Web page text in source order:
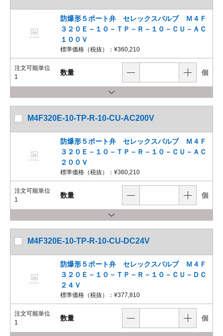
防爆形５ポート弁 セレックスバルブ Ｍ４Ｆ
３２０Ｅ－１０－ＴＰ－Ｒ－１０－ＣＵ－ＡＣ
１００Ｖ
標準価格（税抜）： ¥360,210
注文可能単位
1
数量 個
M4F320E-10-TP-R-10-CU-AC200V
防爆形５ポート弁 セレックスバルブ Ｍ４Ｆ
３２０Ｅ－１０－ＴＰ－Ｒ－１０－ＣＵ－ＡＣ
２００Ｖ
標準価格（税抜）： ¥360,210
注文可能単位
1
数量 個
M4F320E-10-TP-R-10-CU-DC24V
防爆形５ポート弁 セレックスバルブ Ｍ４Ｆ
３２０Ｅ－１０－ＴＰ－Ｒ－１０－ＣＵ－ＤＣ
２４Ｖ
標準価格（税抜）： ¥377,810
注文可能単位
1
数量 個